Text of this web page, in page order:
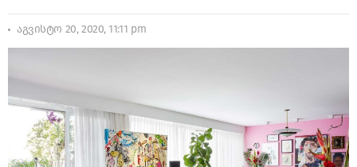
აგვისტო 20, 2020, 11:11 pm